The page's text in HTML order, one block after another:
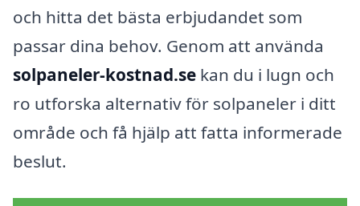
och hitta det bästa erbjudandet som
passar dina behov. Genom att använda
solpaneler-kostnad.se kan du i lugn och
ro utforska alternativ för solpaneler i ditt
område och få hjälp att fatta informerade
beslut.